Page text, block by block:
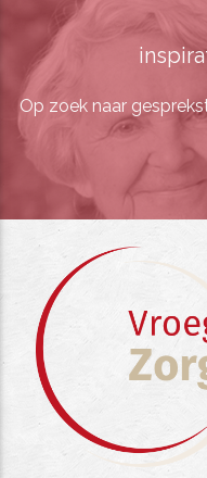
Op zoek naar